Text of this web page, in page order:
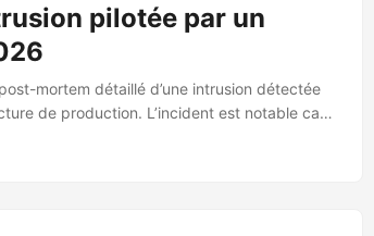
pilotée par un
mortem détaillé d’une intrusion détectée
de production. L’incident est notable car il
de bout en bout par un framework